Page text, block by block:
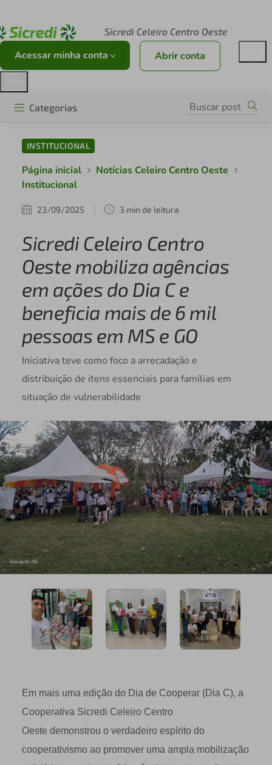
Sicredi Celeiro Centro Oeste
Acessar minha conta Abrir conta
Categorias
INSTITUCIONAL
Página inicial
Notícias Celeiro Centro Oeste
Institucional
23/09/2025 3 min de leitura
Sicredi Celeiro Centro
Oeste mobiliza agências
em ações do Dia C e
beneficia mais de 6 mil
pessoas em MS e GO
Iniciativa teve como foco a arrecadação e
distribuição de itens essenciais para famílias em
situação de vulnerabilidade
Em mais uma edição do Dia de Cooperar (Dia C), a
Cooperativa Sicredi Celeiro Centro
Oeste demonstrou o verdadeiro espírito do
cooperativismo ao promover uma ampla mobilização